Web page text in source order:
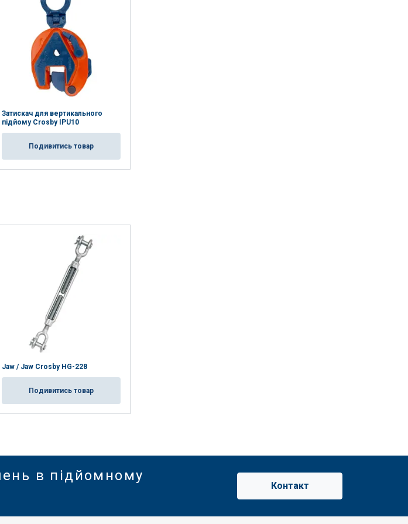
Затискач для вертикального
підйому Crosby IPU10
Подивитись товар
Jaw / Jaw Crosby HG-228
Подивитись товар
в підйомному
Контакт